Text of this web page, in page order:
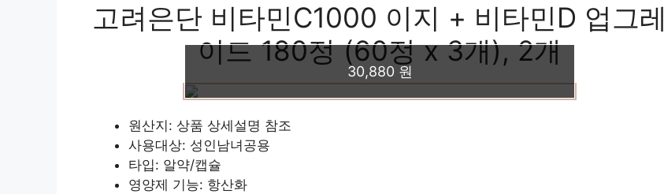
고려은단 비타민C1000 이지 + 비타민D 업그레
이드 180정 (60정 x 3개), 2개
30,880 원
원산지: 상품 상세설명 참조
사용대상: 성인남녀공용
타입: 알약/캡슐
영양제 기능: 항산화